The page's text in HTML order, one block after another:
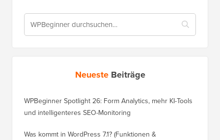
Neueste Beiträge
WPBeginner Spotlight 26: Form Analytics, mehr KI-Tools
und intelligenteres SEO-Monitoring
Was kommt in WordPress 7.1? (Funktionen &